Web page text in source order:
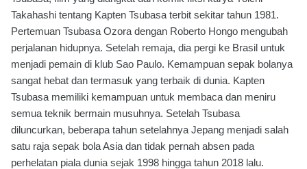
Takahashi tentang Kapten Tsubasa terbit sekitar tahun 1981.
Pertemuan Tsubasa Ozora dengan Roberto Hongo mengubah
perjalanan hidupnya. Setelah remaja, dia pergi ke Brasil untuk
menjadi pemain di klub Sao Paulo. Kemampuan sepak bolanya
sangat hebat dan termasuk yang terbaik di dunia. Kapten
Tsubasa memiliki kemampuan untuk membaca dan meniru
semua teknik bermain musuhnya. Setelah Tsubasa
diluncurkan, beberapa tahun setelahnya Jepang menjadi salah
satu raja sepak bola Asia dan tidak pernah absen pada
perhelatan piala dunia sejak 1998 hingga tahun 2018 lalu.